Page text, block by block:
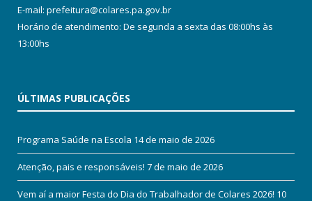
E-mail: prefeitura@colares.pa.gov.br
Horário de atendimento: De segunda a sexta das 08:00hs às
13:00hs
ÚLTIMAS PUBLICAÇÕES
Programa Saúde na Escola 14 de maio de 2026
Atenção, pais e responsáveis! 7 de maio de 2026
Vem aí a maior Festa do Dia do Trabalhador de Colares 2026! 10